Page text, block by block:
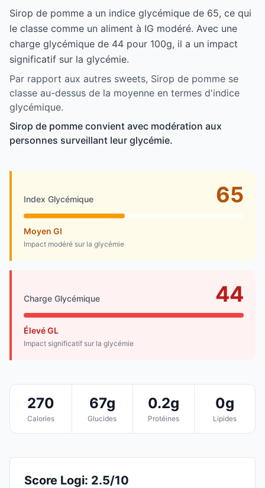
Sirop de pomme a un indice glycémique de 65, ce qui
le classe comme un aliment à IG modéré. Avec une
charge glycémique de 44 pour 100g, il a un impact
significatif sur la glycémie.
Par rapport aux autres sweets, Sirop de pomme se
classe au-dessus de la moyenne en termes d'indice
glycémique.
Sirop de pomme convient avec modération aux
personnes surveillant leur glycémie.
Index Glycémique 65
Moyen GI
Impact modéré sur la glycémie
Charge Glycémique 44
Élevé GL
Impact significatif sur la glycémie
270
Calories
67g
Glucides
0.2g
Protéines
0g
Lipides
Score Logi: 2.5/10